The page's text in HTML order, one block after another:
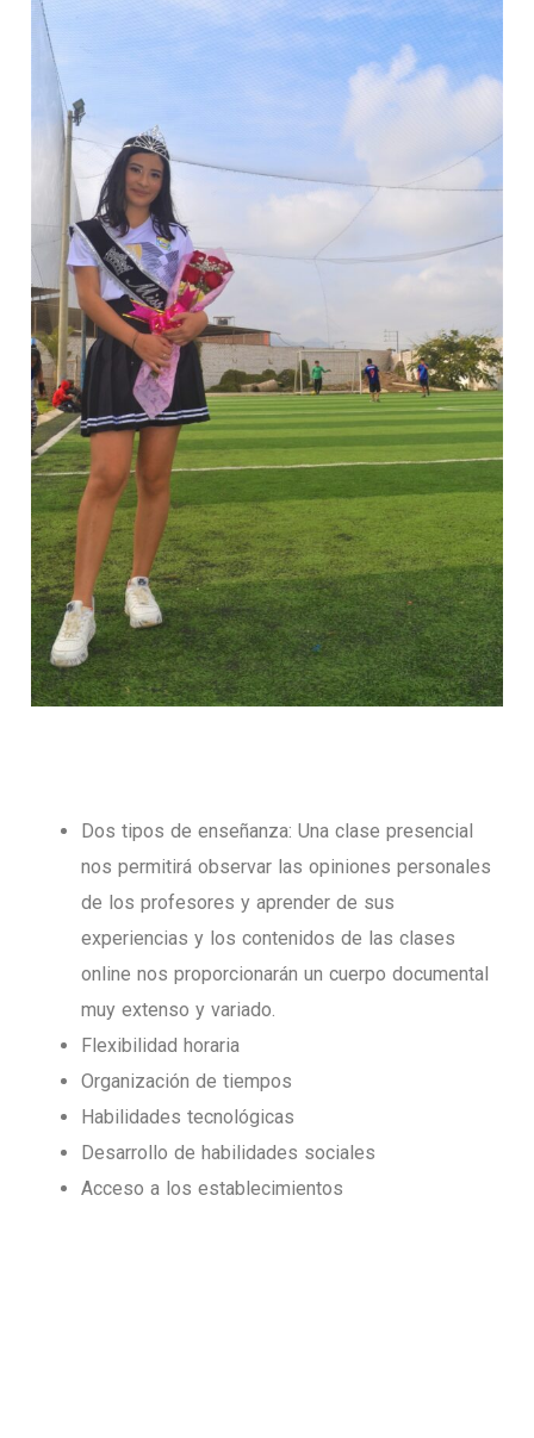
Dos tipos de enseñanza: Una clase presencial
nos permitirá observar las opiniones personales
de los profesores y aprender de sus
experiencias y los contenidos de las clases
online nos proporcionarán un cuerpo documental
muy extenso y variado.
Flexibilidad horaria
Organización de tiempos
Habilidades tecnológicas
Desarrollo de habilidades sociales
Acceso a los establecimientos